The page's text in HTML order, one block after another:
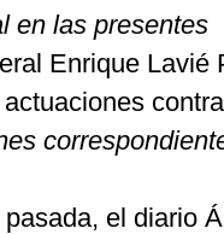
en las presentes
Enrique Lavié
el diario